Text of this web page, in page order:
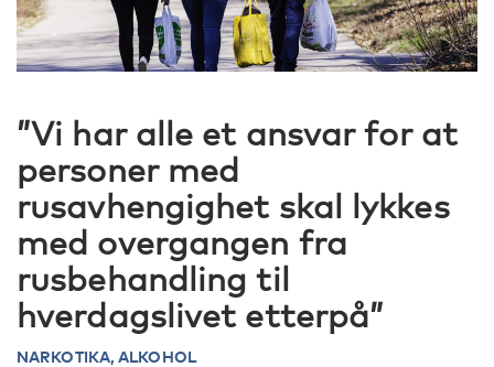
”Vi har alle et ansvar for at
personer med
rusavhengighet skal lykkes
med overgangen fra
rusbehandling til
hverdagslivet etterpå”
NARKOTIKA, ALKOHOL